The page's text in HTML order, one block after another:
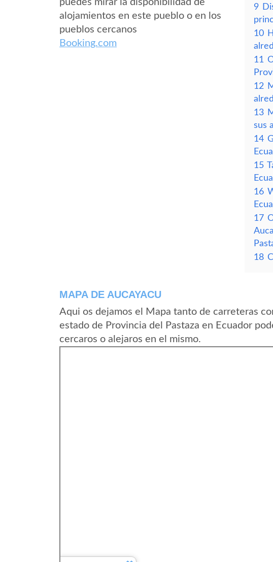
puedes mirar la disponibilidad de
alojamientos en este pueblo o en los
pueblos cercanos
Booking.com
9
10
11
12
13
sus
14
15
16
17
18
MAPA DE AUCAYACU
Aqui os dejamos el Mapa tanto de carreteras
estado de Provincia del Pastaza en Ecuador
cercaros o alejaros en el mismo.